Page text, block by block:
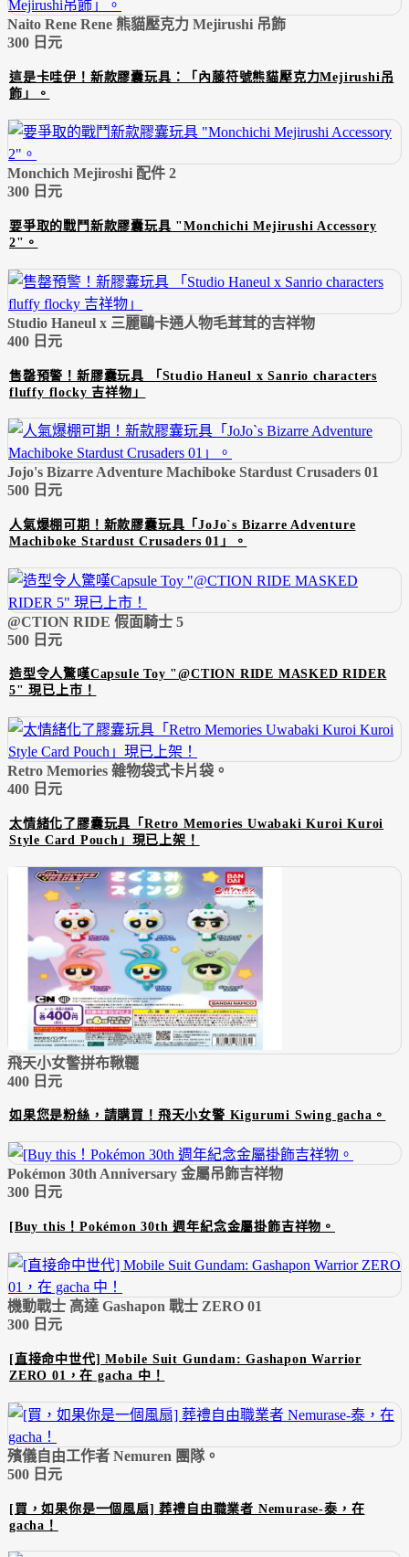
Naito Rene Rene 熊貓壓克力 Mejirushi 吊飾
300 日元
這是卡哇伊！新款膠囊玩具：「內藤符號熊貓壓克力Mejirushi吊
飾」。
Monchich Mejiroshi 配件 2
300 日元
要爭取的戰鬥新款膠囊玩具 "Monchichi Mejirushi Accessory
2"。
Studio Haneul x 三麗鷗卡通人物毛茸茸的吉祥物
400 日元
售罄預警！新膠囊玩具 「Studio Haneul x Sanrio characters
fluffy flocky 吉祥物」
Jojo's Bizarre Adventure Machiboke Stardust Crusaders 01
500 日元
人氣爆棚可期！新款膠囊玩具「JoJo`s Bizarre Adventure
Machiboke Stardust Crusaders 01」。
@CTION RIDE 假面騎士 5
500 日元
造型令人驚嘆Capsule Toy "@CTION RIDE MASKED RIDER
5" 現已上市！
Retro Memories 雜物袋式卡片袋。
400 日元
太情緒化了膠囊玩具「Retro Memories Uwabaki Kuroi Kuroi
Style Card Pouch」現已上架！
飛天小女警拼布鞦韆
400 日元
如果您是粉絲，請購買！飛天小女警 Kigurumi Swing gacha。
Pokémon 30th Anniversary 金屬吊飾吉祥物
300 日元
[Buy this！Pokémon 30th 週年紀念金屬掛飾吉祥物。
機動戰士 高達 Gashapon 戰士 ZERO 01
300 日元
[直接命中世代] Mobile Suit Gundam: Gashapon Warrior
ZERO 01，在 gacha 中！
殯儀自由工作者 Nemuren 團隊。
500 日元
[買，如果你是一個風扇] 葬禮自由職業者 Nemurase-泰，在
gacha！